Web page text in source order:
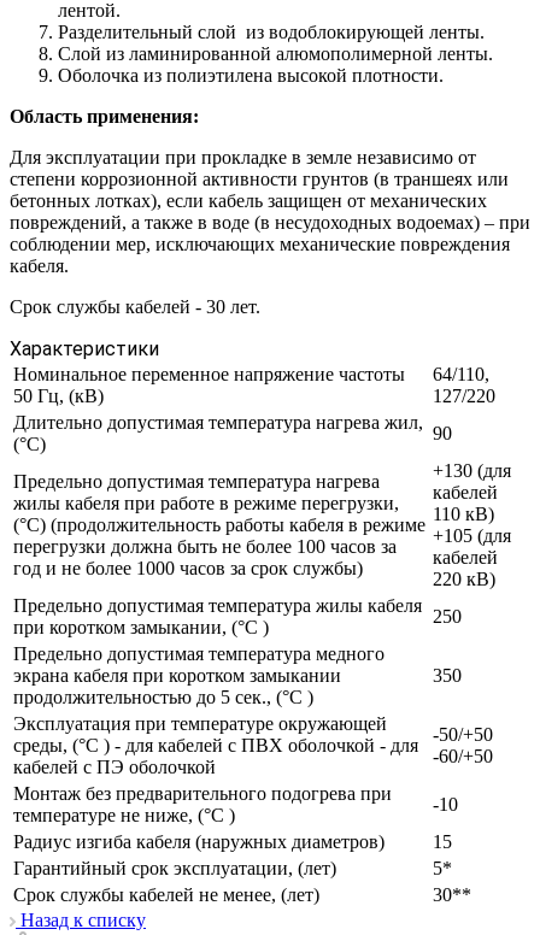
лентой.
Разделительный слой из водоблокирующей ленты.
Слой из ламинированной алюмополимерной ленты.
Оболочка из полиэтилена высокой плотности.
Область применения:
Для эксплуатации при прокладке в земле независимо от
степени коррозионной активности грунтов (в траншеях или
бетонных лотках), если кабель защищен от механических
повреждений, а также в воде (в несудоходных водоемах) – при
соблюдении мер, исключающих механические повреждения
кабеля.
Срок службы кабелей - 30 лет.
Характеристики
Номинальное переменное напряжение частоты
50 Гц, (кВ)
64/110,
127/220
Длительно допустимая температура нагрева жил,
(°С)
90
Предельно допустимая температура нагрева
жилы кабеля при работе в режиме перегрузки,
(°С) (продолжительность работы кабеля в режиме
перегрузки должна быть не более 100 часов за
год и не более 1000 часов за срок службы)
+130 (для
кабелей
110 кВ)
+105 (для
кабелей
220 кВ)
Предельно допустимая температура жилы кабеля
при коротком замыкании, (°С )
250
Предельно допустимая температура медного
экрана кабеля при коротком замыкании
продолжительностью до 5 сек., (°С )
350
Эксплуатация при температуре окружающей
среды, (°С ) - для кабелей с ПВХ оболочкой - для
кабелей с ПЭ оболочкой
-50/+50
-60/+50
Монтаж без предварительного подогрева при
температуре не ниже, (°С )
-10
Радиус изгиба кабеля (наружных диаметров)
15
Гарантийный срок эксплуатации, (лет)
5*
Срок службы кабелей не менее, (лет)
30**
Назад к списку